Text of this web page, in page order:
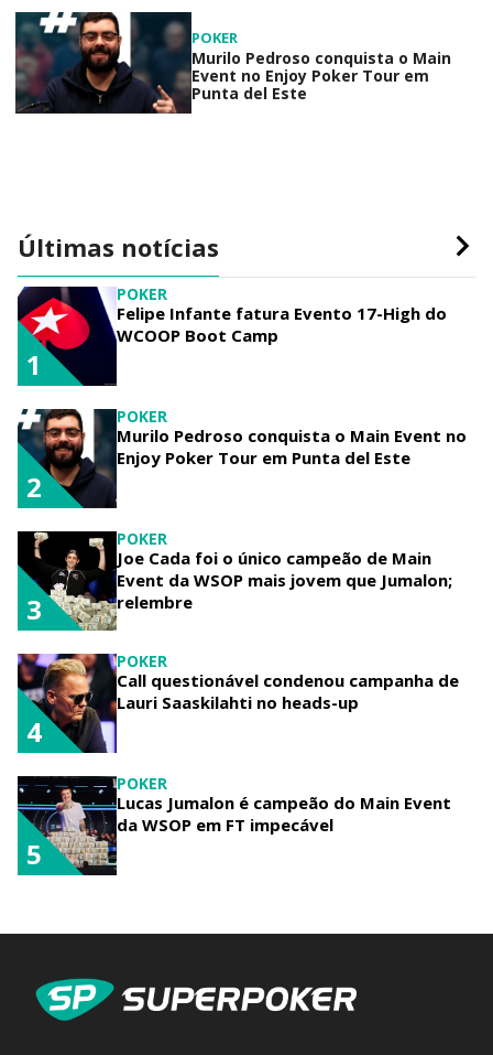
POKER
Murilo Pedroso conquista o Main
Event no Enjoy Poker Tour em
Punta del Este
Últimas notícias
POKER
Felipe Infante fatura Evento 17-High do
WCOOP Boot Camp
1
POKER
Murilo Pedroso conquista o Main Event no
Enjoy Poker Tour em Punta del Este
2
POKER
Joe Cada foi o único campeão de Main
Event da WSOP mais jovem que Jumalon;
relembre
3
POKER
Call questionável condenou campanha de
Lauri Saaskilahti no heads-up
4
POKER
Lucas Jumalon é campeão do Main Event
da WSOP em FT impecável
5